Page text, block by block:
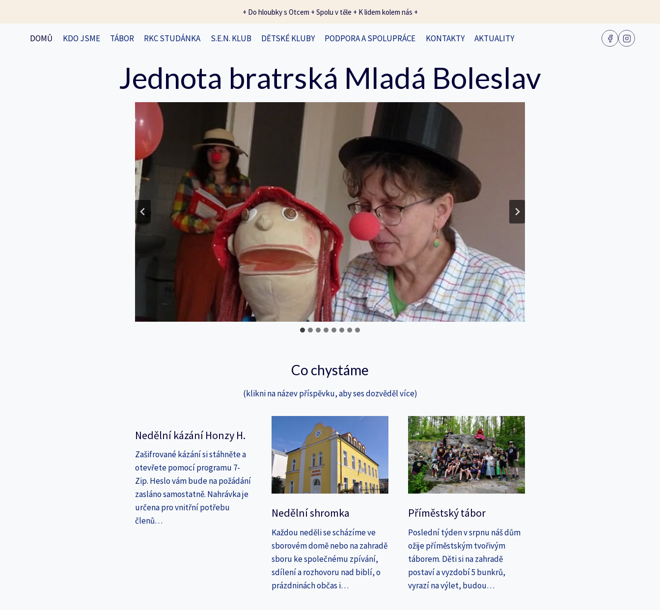
+ Do hloubky s Otcem + Spolu v těle + K lidem kolem nás +
DOMŮ KDO JSME TÁBOR RKC STUDÁNKA S.E.N. KLUB DĚTSKÉ KLUBY PODPORA A SPOLUPRÁCE KONTAKTY AKTUALITY
Jednota bratrská Mladá Boleslav
Co chystáme
(klikni na název příspěvku, aby ses dozvěděl více)
Nedělní kázání Honzy H.
Zašifrované kázání si stáhněte a
otevřete pomocí programu 7-
Zip. Heslo vám bude na požádání
zasláno samostatně. Nahrávka je
určena pro vnitřní potřebu
členů…
Nedělní shromka
Každou neděli se scházíme ve
sborovém domě nebo na zahradě
sboru ke společnému zpívání,
sdílení a rozhovoru nad biblí, o
prázdninách občas i…
Příměstský tábor
Poslední týden v srpnu náš dům
ožije příměstským tvořivým
táborem. Děti si na zahradě
postaví a vyzdobí 5 bunkrů,
vyrazí na výlet, budou…